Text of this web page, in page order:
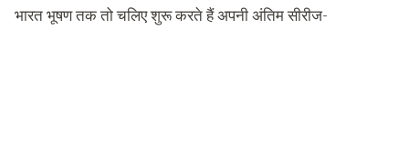
भारत भूषण तक तो चलिए शुरू करते हैं अपनी अंतिम सीरीज-